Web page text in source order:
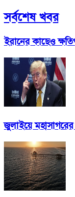
সর্বশেষ খবর
ইরানের কাছেও
জুলাইয়ে মহাসাগরের